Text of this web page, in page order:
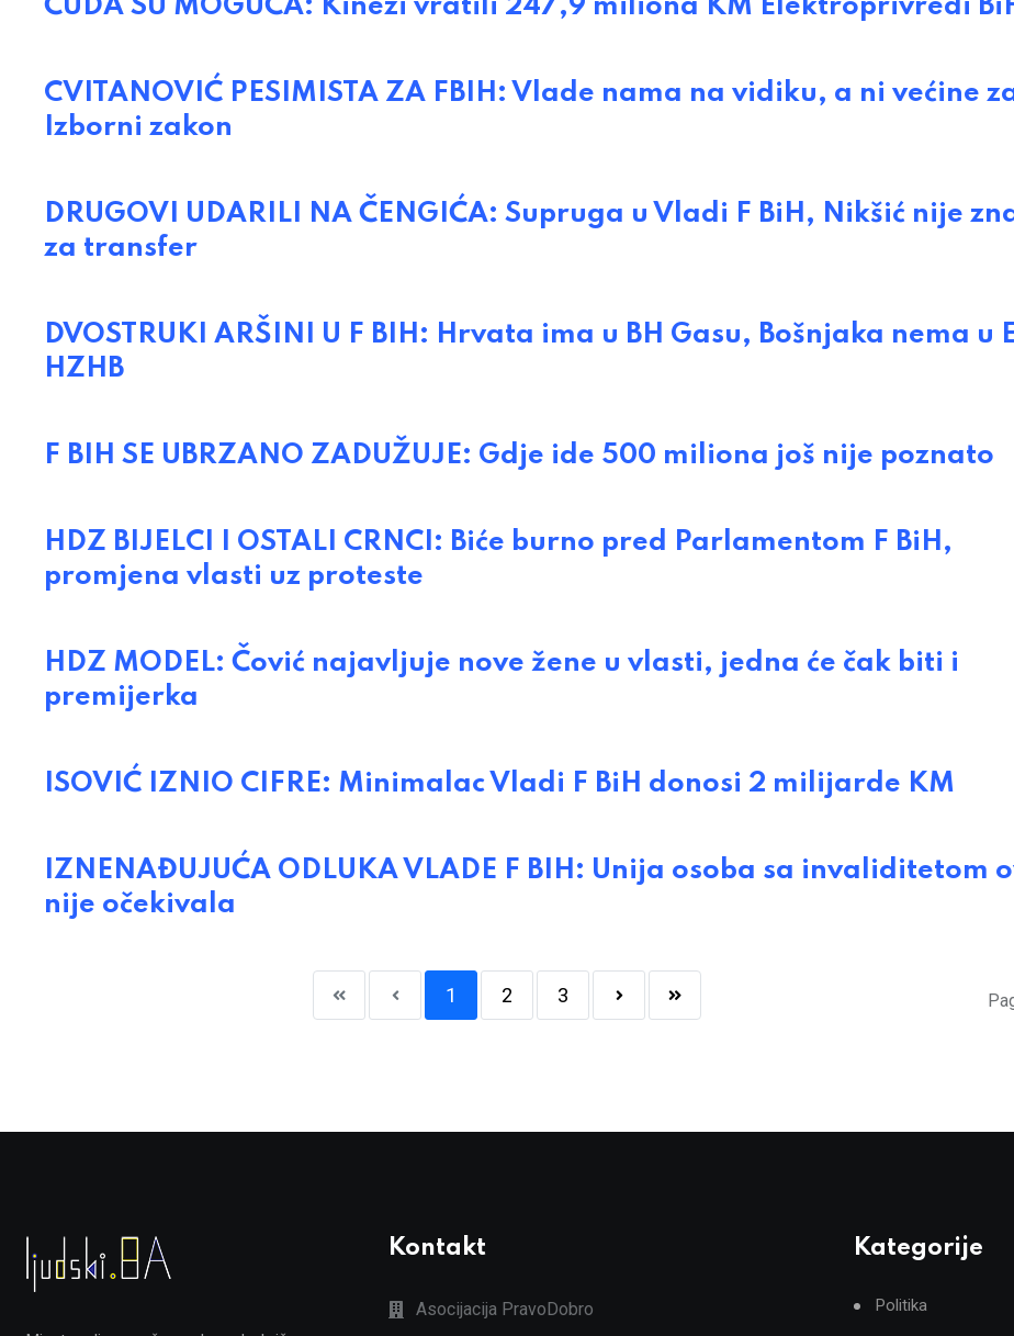
ČUDA SU MOGUĆA: Kinezi vratili 247,9 miliona KM Elektroprivredi
CVITANOVIĆ PESIMISTA ZA FBIH: Vlade nama na vidiku, a ni većine
Izborni zakon
DRUGOVI UDARILI NA ČENGIĆA: Supruga u Vladi F BiH, Nikšić nije
za transfer
DVOSTRUKI ARŠINI U F BIH: Hrvata ima u BH Gasu, Bošnjaka nema u
HZHB
F BIH SE UBRZANO ZADUŽUJE: Gdje ide 500 miliona još nije poznato
HDZ BIJELCI I OSTALI CRNCI: Biće burno pred Parlamentom F BiH,
promjena vlasti uz proteste
HDZ MODEL: Čović najavljuje nove žene u vlasti, jedna će čak biti i
premijerka
ISOVIĆ IZNIO CIFRE: Minimalac Vladi F BiH donosi 2 milijarde KM
IZNENAĐUJUĆA ODLUKA VLADE F BIH: Unija osoba sa invaliditetom
nije očekivala
1 2 3
Kontakt
Asocijacija PravoDobro
Kategorije
Politika